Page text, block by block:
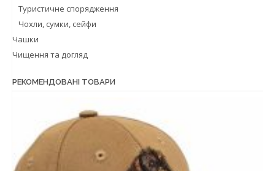
Туристичне спорядження
Чохли, сумки, сейфи
Чашки
Чищення та догляд
РЕКОМЕНДОВАНІ ТОВАРИ